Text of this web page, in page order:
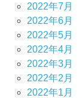
2022年7月
2022年6月
2022年5月
2022年4月
2022年3月
2022年2月
2022年1月